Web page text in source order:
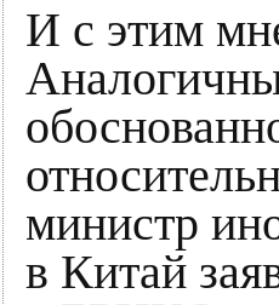
И с этим
министр
в Китай